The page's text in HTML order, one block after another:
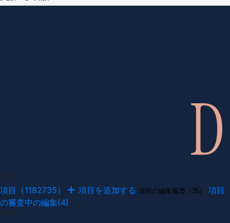
項目（1182735） 項目を追加する 項目の編集履歴（35）
項目
の審査中の編集(4)